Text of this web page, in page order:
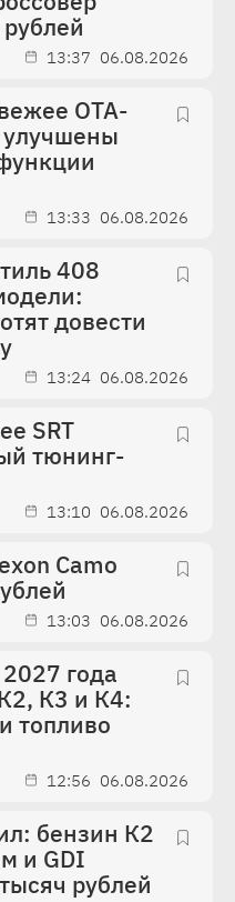
13:37 06.08.2026
OTA-
13:33 06.08.2026
408
довести
13:24 06.08.2026
SRT
тюнинг-
13:10 06.08.2026
Camo
13:03 06.08.2026
года
К3 и К4:
топливо
12:56 06.08.2026
бензин К2
и GDI
рублей